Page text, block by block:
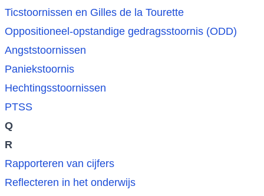
Ticstoornissen en Gilles de la Tourette
Oppositioneel-opstandige gedragsstoornis (ODD)
Angststoornissen
Paniekstoornis
Hechtingsstoornissen
PTSS
Q
R
Rapporteren van cijfers
Reflecteren in het onderwijs